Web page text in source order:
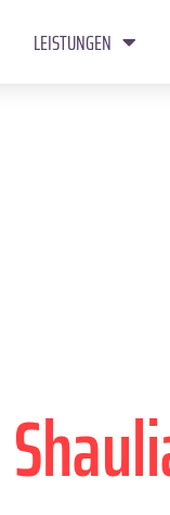
LEISTUNGEN